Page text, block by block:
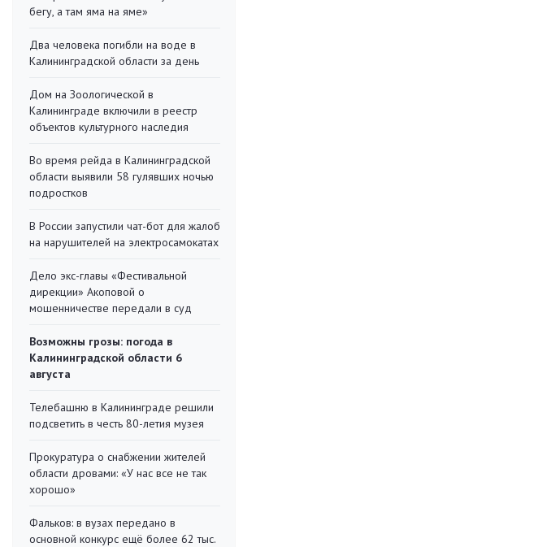
бегу, а там яма на яме»
Два человека погибли на воде в
Калининградской области за день
Дом на Зоологической в
Калининграде включили в реестр
объектов культурного наследия
Во время рейда в Калининградской
области выявили 58 гулявших ночью
подростков
В России запустили чат-бот для жалоб
на нарушителей на электросамокатах
Дело экс-главы «Фестивальной
дирекции» Акоповой о
мошенничестве передали в суд
Возможны грозы: погода в
Калининградской области 6
августа
Телебашню в Калининграде решили
подсветить в честь 80-летия музея
Прокуратура о снабжении жителей
области дровами: «У нас все не так
хорошо»
Фальков: в вузах передано в
основной конкурс ещё более 62 тыс.